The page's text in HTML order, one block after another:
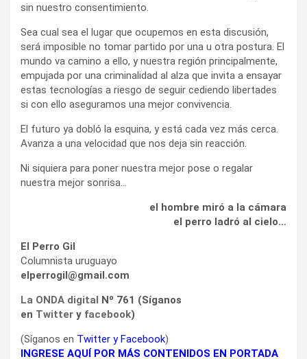
sin nuestro consentimiento.
Sea cual sea el lugar que ocupemos en esta discusión,
será imposible no tomar partido por una u otra postura. El
mundo va camino a ello, y nuestra región principalmente,
empujada por una criminalidad al alza que invita a ensayar
estas tecnologías a riesgo de seguir cediendo libertades
si con ello aseguramos una mejor convivencia.
El futuro ya dobló la esquina, y está cada vez más cerca.
Avanza a una velocidad que nos deja sin reacción.
Ni siquiera para poner nuestra mejor pose o regalar
nuestra mejor sonrisa…
el hombre miró a la cámara
el perro ladró al cielo…
El Perro Gil
Columnista uruguayo
elperrogil@gmail.com
La ONDA digital Nº 761 (Síganos
en Twitter y facebook)
(Síganos en Twitter yFacebook)
INGRESE AQUÍ POR MÁS CONTENIDOS EN PORTADA